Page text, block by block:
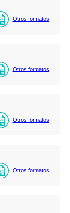
Otros formatos
Otros formatos
Otros formatos
Otros formatos